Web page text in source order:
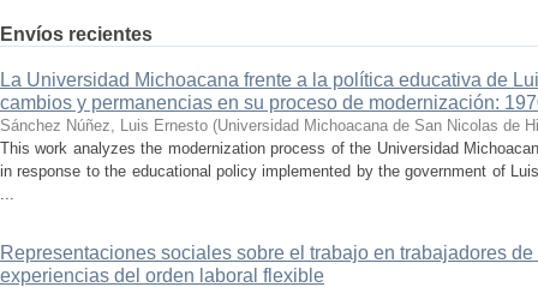
Envíos recientes
La Universidad Michoacana frente a la política educativa de
cambios y permanencias en su proceso de modernización:
Sánchez Núñez, Luis Ernesto (Universidad Michoacana de San Nicolas de
This work analyzes the modernization process of the Universidad
in response to the educational policy implemented by the government of
...
Representaciones sociales sobre el trabajo en trabajadores
experiencias del orden laboral flexible